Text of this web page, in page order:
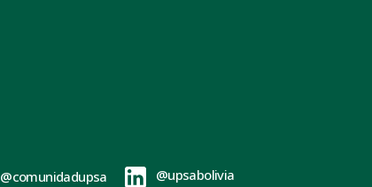
@comunidadupsa @upsabolivia